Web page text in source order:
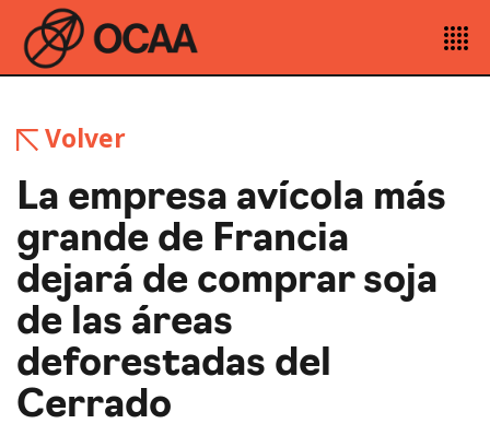
Volver
La empresa avícola más
grande de Francia
dejará de comprar soja
de las áreas
deforestadas del
Cerrado